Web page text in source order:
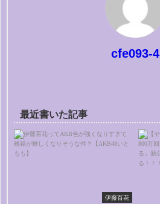
cfe093-4
最近書いた記事
伊藤百花